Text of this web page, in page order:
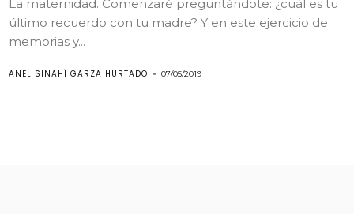
La maternidad. Comenzaré preguntándote: ¿cuál es tu
último recuerdo con tu madre? Y en este ejercicio de
memorias y...
ANEL SINAHÍ GARZA HURTADO 07/05/2019